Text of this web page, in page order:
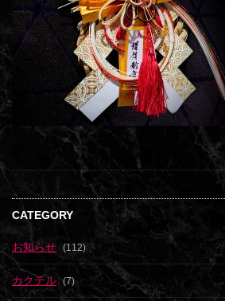
CATEGORY
お知らせ (112)
カクテル (7)